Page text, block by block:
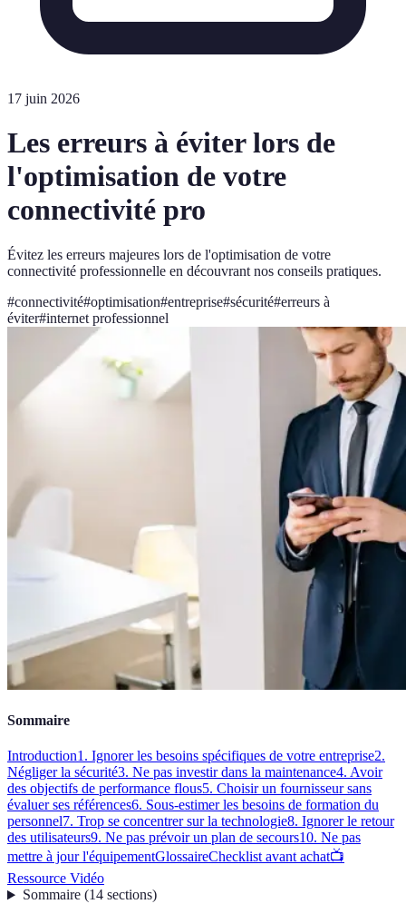
17 juin 2026
Les erreurs à éviter lors de
l'optimisation de votre
connectivité pro
Évitez les erreurs majeures lors de l'optimisation de votre
connectivité professionnelle en découvrant nos conseils pratiques.
#connectivité#optimisation#entreprise#sécurité#erreurs à
éviter#internet professionnel
Sommaire
Introduction1. Ignorer les besoins spécifiques de votre entreprise2.
Négliger la sécurité3. Ne pas investir dans la maintenance4. Avoir
des objectifs de performance flous5. Choisir un fournisseur sans
évaluer ses références6. Sous-estimer les besoins de formation du
personnel7. Trop se concentrer sur la technologie8. Ignorer le retour
des utilisateurs9. Ne pas prévoir un plan de secours10. Ne pas
mettre à jour l'équipementGlossaireChecklist avant achat📺
Ressource Vidéo
Sommaire(14 sections)